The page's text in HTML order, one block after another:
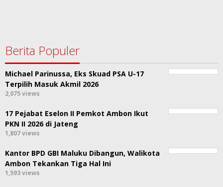
Berita Populer
Michael Parinussa, Eks Skuad PSA U-17
Terpilih Masuk Akmil 2026
2,075 views
17 Pejabat Eselon II Pemkot Ambon Ikut
PKN II 2026 di Jateng
1,807 views
Kantor BPD GBI Maluku Dibangun, Walikota
Ambon Tekankan Tiga Hal Ini
1,593 views